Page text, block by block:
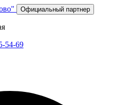
Официальный партнер
54-69